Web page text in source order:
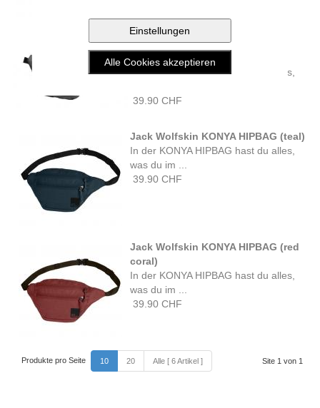
Jack Wolfskin KONYA HIPBAG
(slate)
In der KONYA HIPBAG hast du alles,
39.90 CHF
Jack Wolfskin KONYA HIPBAG (teal)
In der KONYA HIPBAG hast du alles,
was du im ...
39.90 CHF
Jack Wolfskin KONYA HIPBAG (red
coral)
In der KONYA HIPBAG hast du alles,
was du im ...
39.90 CHF
Produkte pro Seite 10 20 Alle [ 6 Artikel ] Site 1 von 1